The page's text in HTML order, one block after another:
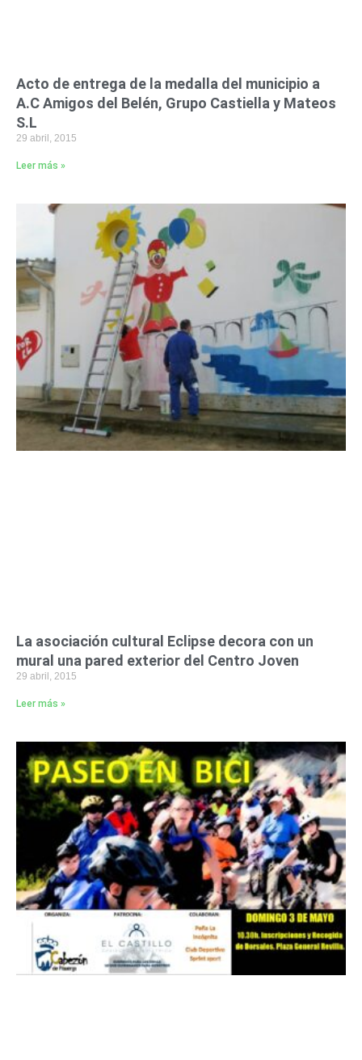
Acto de entrega de la medalla del municipio a
A.C Amigos del Belén, Grupo Castiella y Mateos
S.L
29 abril, 2015
Leer más »
La asociación cultural Eclipse decora con un
mural una pared exterior del Centro Joven
29 abril, 2015
Leer más »